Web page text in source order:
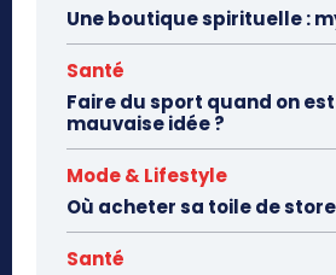
Une boutique spirituelle :
Santé
Faire du sport quand on
mauvaise idée ?
Mode & Lifestyle
Où acheter sa toile de
Santé